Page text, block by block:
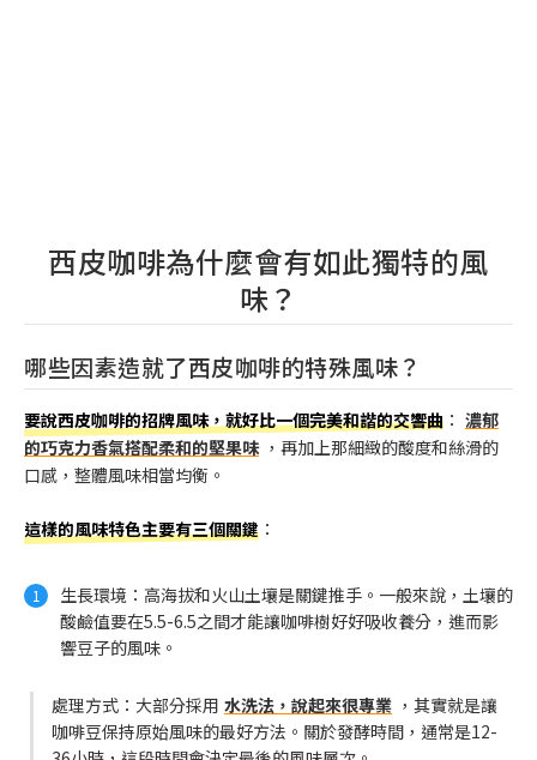
西皮咖啡為什麼會有如此獨特的風
味？
哪些因素造就了西皮咖啡的特殊風味？
要說西皮咖啡的招牌風味，就好比一個完美和諧的交響曲 ： 濃郁
的巧克力香氣搭配柔和的堅果味 ，再加上那細緻的酸度和絲滑的
口感，整體風味相當均衡。
這樣的風味特色主要有三個關鍵 ：
生長環境：高海拔和火山土壤是關鍵推手。一般來說，土壤的
酸鹼值要在5.5-6.5之間才能讓咖啡樹好好吸收養分，進而影
響豆子的風味。
處理方式：大部分採用 水洗法，說起來很專業 ，其實就是讓
咖啡豆保持原始風味的最好方法。關於發酵時間，通常是12-